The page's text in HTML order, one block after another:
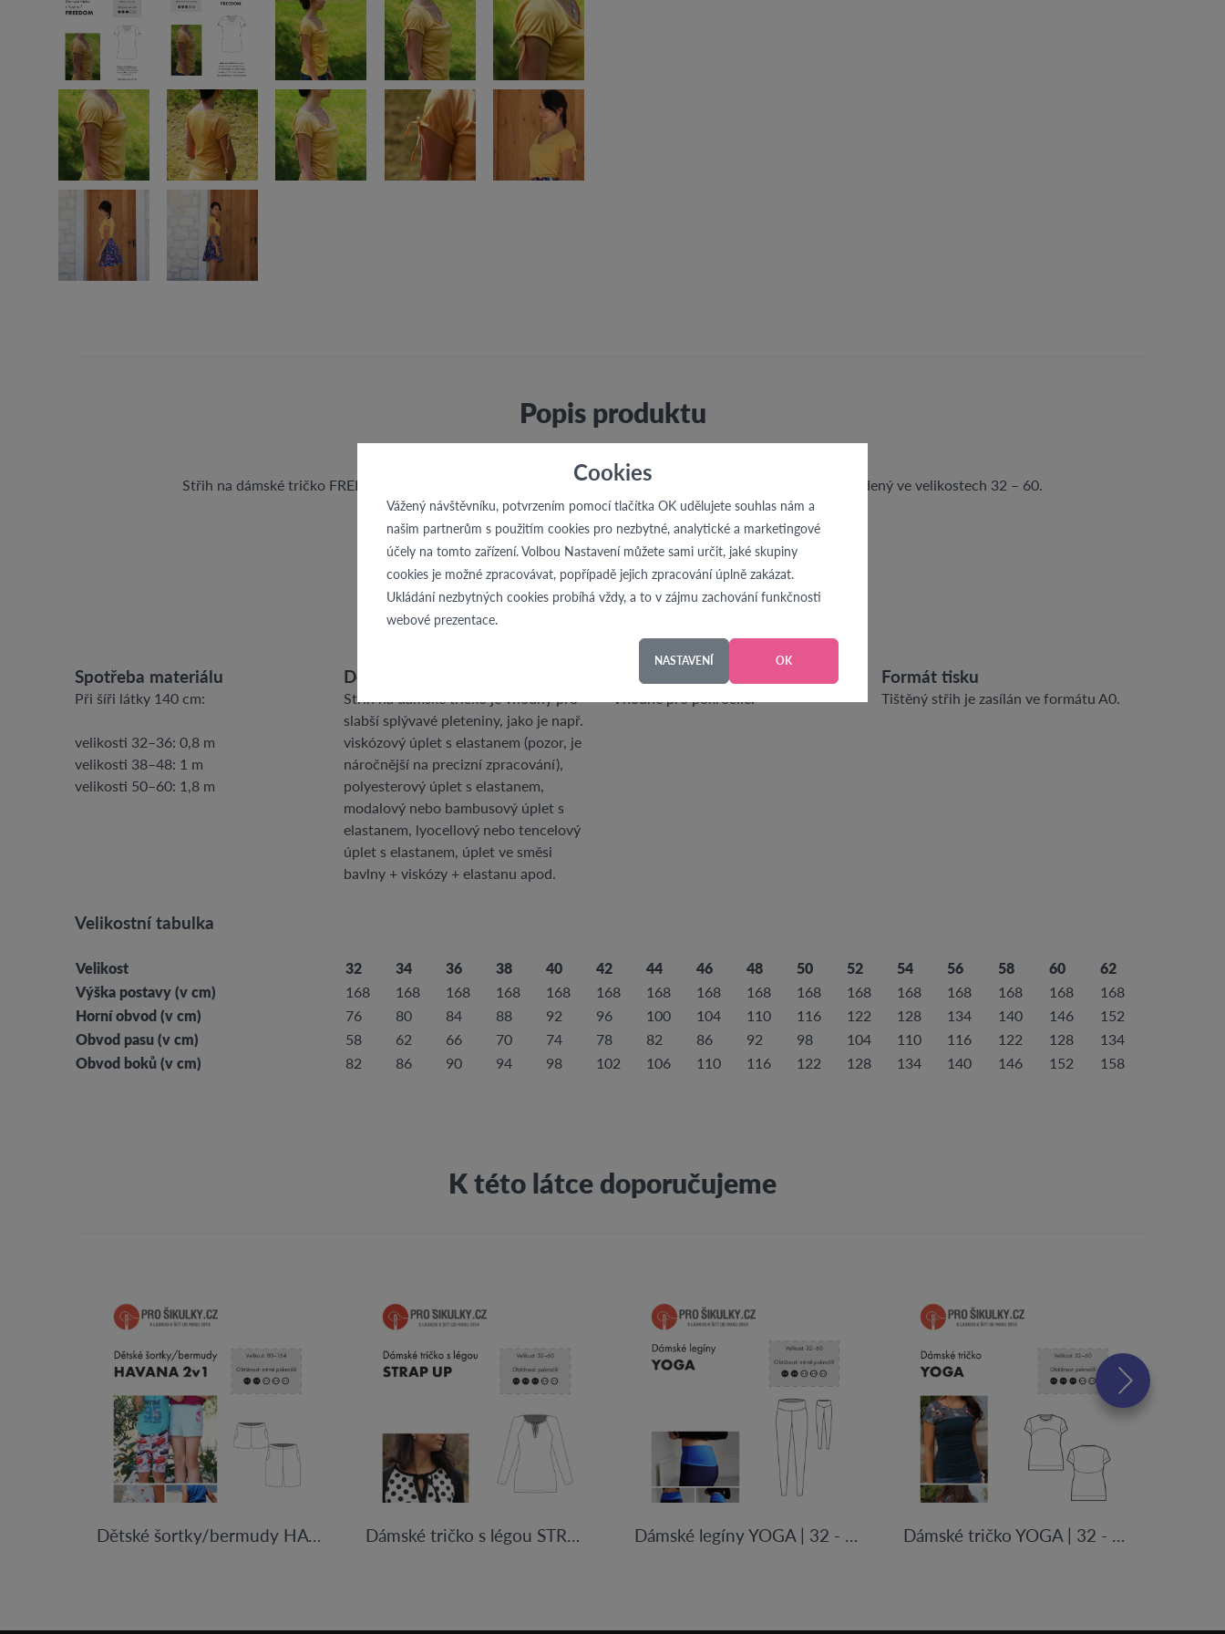
Cookies
Vážený návštěvníku, potvrzením pomocí tlačítka OK udělujete souhlas nám a
našim partnerům s použitím cookies pro nezbytné, analytické a marketingové
účely na tomto zařízení. Volbou Nastavení můžete sami určit, jaké skupiny
cookies je možné zpracovávat, popřípadě jejich zpracování úplně zakázat.
Ukládání nezbytných cookies probíhá vždy, a to v zájmu zachování funkčnosti
webové prezentace.
NASTAVENÍ OK
Popis produktu
Střih na dámské tričko FREEDOM je zpracovaný v profesionálním programu pro konstrukci střihů a je vyvedený ve velikostech 32 – 60.
Parametry střihu
Spotřeba materiálu
Při šíři látky 140 cm:
velikosti 32–36: 0,8 m
velikosti 38–48: 1 m
velikosti 50–60: 1,8 m
Doporučený materiál
Střih na dámské tričko je vhodný pro
slabší splývavé pleteniny, jako je např.
viskózový úplet s elastanem (pozor, je
náročnější na precizní zpracování),
polyesterový úplet s elastanem,
modalový nebo bambusový úplet s
elastanem, lyocellový nebo tencelový
úplet s elastanem, úplet ve směsi
bavlny + viskózy + elastanu apod.
Náročnost
Vhodné pro pokročilé.
Formát tisku
Tištěný střih je zasílán ve formátu A0.
Velikostní tabulka
Velikost 32 34 36 38 40 42 44 46 48 50 52 54 56 58 60
62
Výška postavy (v cm)
168 168 168 168 168 168 168 168 168 168 168 168 168 168 168
168
Horní obvod (v cm)
76 80 84 88 92 96 100 104 110 116 122 128 134 140 146
152
Obvod pasu (v cm)
58 62 66 70 74 78 82 86 92 98 104 110 116 122 128
134
Obvod boků (v cm)
82 86 90 94 98 102 106 110 116 122 128 134 140 146 152 158
K této látce doporučujeme
Dětské šortky/bermudy HAVANA | 80 - 164 Dámské tričko s légou STRAP UP | 32-60 Dámské legíny YOGA | 32 - 60 Dámské tričko YOGA | 32 - 60